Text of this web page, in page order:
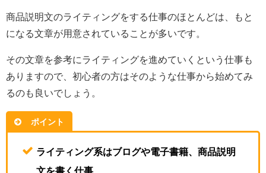
商品説明文のライティングをする仕事のほとんどは、もと
になる文章が用意されていることが多いです。
その文章を参考にライティングを進めていくという仕事も
ありますので、初心者の方はそのような仕事から始めてみ
るのも良いでしょう。
ポイント
ライティング系はブログや電子書籍、商品説明
文を書く仕事